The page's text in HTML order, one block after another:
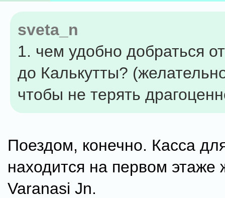
sveta_n
1. чем удобно добраться
до Калькутты?
чтобы не терять
Поездом, конечно. Касса
находится на первом этаже
Varanasi Jn.